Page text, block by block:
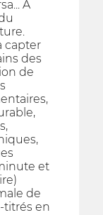
À
capter
des
de
et
de
titrés en